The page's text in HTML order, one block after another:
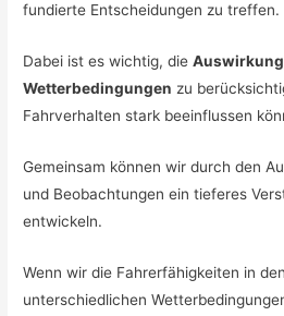
fundierte Entscheidungen zu treffen.
Dabei ist es wichtig, die
Wetterbedingungen zu
Fahrverhalten stark beeinflussen
Gemeinsam können wir durch den
und Beobachtungen ein tieferes
entwickeln.
Wenn wir die Fahrerfähigkeiten in
unterschiedlichen